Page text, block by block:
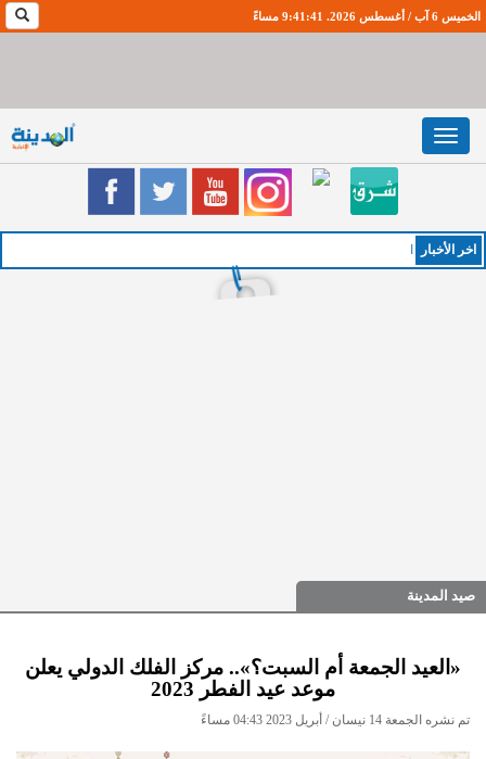
الخميس 6 آب / أغسطس 2026. 9:41:41 مساءً
Toggle
navigation
اخر اﻷخبار
صيد المدينة
«العيد الجمعة أم السبت؟».. مركز الفلك الدولي يعلن
موعد عيد الفطر 2023
تم نشره الجمعة 14 نيسان / أبريل 2023 04:43 مساءً